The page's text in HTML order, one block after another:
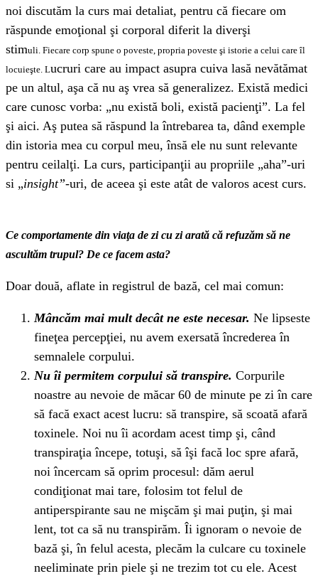
noi discutăm la curs mai detaliat, pentru că fiecare om
răspunde emoţional şi corporal diferit la diverşi
stimuli. Fiecare corp spune o poveste, propria poveste şi istorie a celui care îl
locuieşte. Lucruri care au impact asupra cuiva lasă nevătămat
pe un altul, aşa că nu aş vrea să generalizez. Există medici
care cunosc vorba: „nu există boli, există pacienţi”. La fel
şi aici. Aş putea să răspund la întrebarea ta, dând exemple
din istoria mea cu corpul meu, însă ele nu sunt relevante
pentru ceilalţi. La curs, participanţii au propriile „aha”-uri
si „insight”-uri, de aceea şi este atât de valoros acest curs.
Ce comportamente din viaţa de zi cu zi arată că refuzăm să ne
ascultăm trupul? De ce facem asta?
Doar două, aflate in registrul de bază, cel mai comun:
Mâncăm mai mult decât ne este necesar. Ne lipseste
fineţea percepţiei, nu avem exersată încrederea în
semnalele corpului.
Nu îi permitem corpului să transpire. Corpurile
noastre au nevoie de măcar 60 de minute pe zi în care
să facă exact acest lucru: să transpire, să scoată afară
toxinele. Noi nu îi acordam acest timp şi, când
transpiraţia începe, totuşi, să îşi facă loc spre afară,
noi încercam să oprim procesul: dăm aerul
condiţionat mai tare, folosim tot felul de
antiperspirante sau ne mişcăm şi mai puţin, şi mai
lent, tot ca să nu transpirăm. Îi ignoram o nevoie de
bază şi, în felul acesta, plecăm la culcare cu toxinele
neeliminate prin piele şi ne trezim tot cu ele. Acest